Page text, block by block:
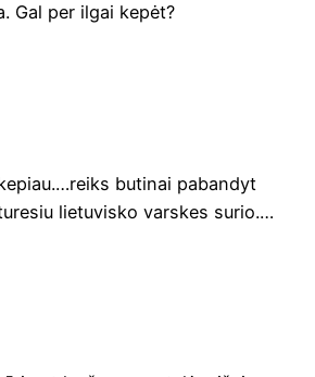
Gal per ilgai kepėt?
buti­nai paban­dyt
lie­tu­vis­ko vars­kes surio.…